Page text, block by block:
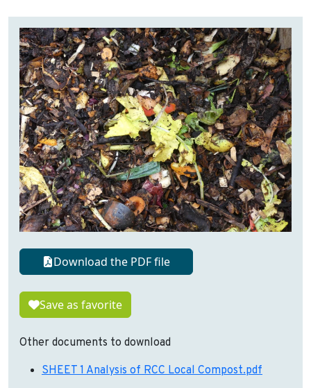
Download the PDF file
Save as favorite
Other documents to download
SHEET 1 Analysis of RCC Local Compost.pdf